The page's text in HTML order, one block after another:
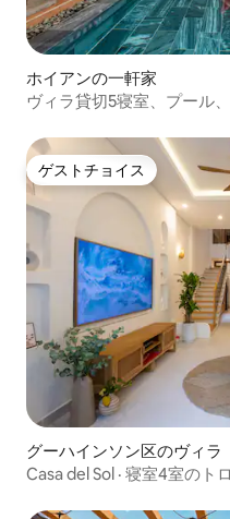
ホイアンの一軒家
ヴィラ貸切5寝室、プール
ゲストチョイス
ゲストチョイス
グーハインソン区のヴィラ
Casa del Sol · 寝室4室のト